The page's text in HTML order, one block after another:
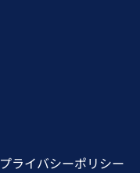
プライバシーポリシー